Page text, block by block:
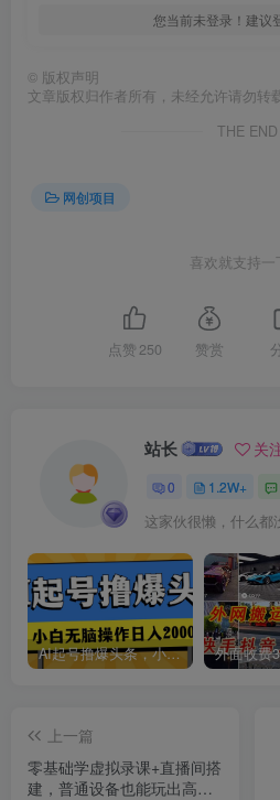
您当前未登录！建议
© 版权声明
文章版权归作者所有，未经允许请勿转载
THE END
网创项目
喜欢就支持一
点赞 250 赞赏
站长 关
0 1.2W+
这家伙很懒，什么都
AI起号撸爆头条，小白也能操作，日入2000+
上一篇
零基础学虚拟录课+直播间搭
建，普通设备也能玩出高清